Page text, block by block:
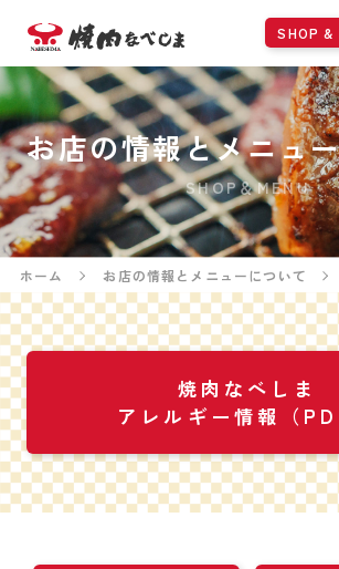
SHOP &
お店の情報とメニュ
SHOP＆MENU
ホーム お店の情報とメニューについて
焼肉なべしま
アレルギー情報（